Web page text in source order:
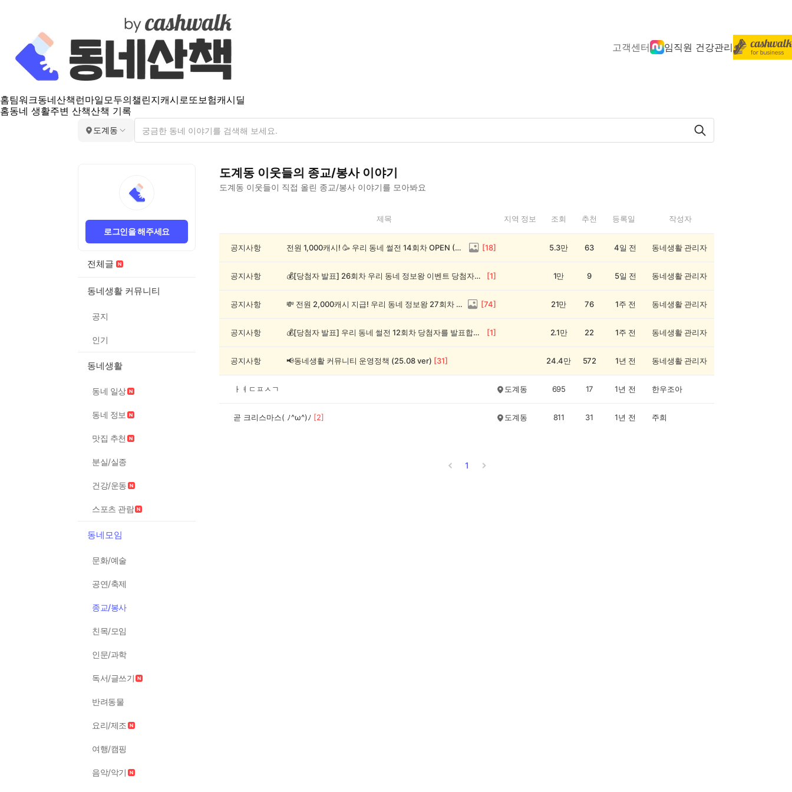
고객센터 임직원 건강관리
홈팀워크동네산책 런마일모두의챌린지캐시로또보험캐시딜
홈동네 생활주변 산책산책 기록
도계동
로그인을 해주세요
전체글
동네생활 커뮤니티
공지
인기
동네생활
동네 일상
동네 정보
맛집 추천
분실/실종
건강/운동
스포츠 관람
동네모임
문화/예술
공연/축제
종교/봉사
친목/모임
인문/과학
독서/글쓰기
반려동물
요리/제조
여행/캠핑
음악/악기
도계동 이웃들의 종교/봉사이야기
도계동 이웃들이 직접 올린 종교/봉사 이야기를 모아봐요
동
제목 지역 정보 조회 추천 등록일 작성자
공지사항 전원 1,000캐시! 🥳 우리 동네 썰전 14회차 OPEN (~8/17) [18] 5.3만 63 4일 전 동네생활 관리자
공지사항 💰[당첨자 발표] 26회차 우리 동네 정보왕 이벤트 당첨자를 발표합니다! [1] 1만 9 5일 전 동네생활 관리자
공지사항 💸 전원 2,000캐시 지급! 우리 동네 정보왕 27회차 (~8/10) [74] 21만 76 1주 전 동네생활 관리자
공지사항 💰[당첨자 발표] 우리 동네 썰전 12회차 당첨자를 발표합니다! [1] 2.1만 22 1주 전 동네생활 관리자
공지사항 📢동네생활 커뮤니티 운영정책 (25.08 ver) [31] 24.4만 572 1년 전 동네생활 관리자
ㅏㅕㄷㅍㅅㄱ 도계동 695 17 1년 전 한우조아
곧 크리스마스( ﾉ^ω^)ﾉ [2] 도계동 811 31 1년 전 주희
1